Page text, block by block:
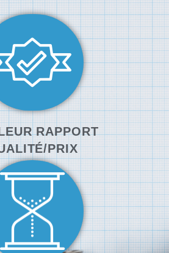
RAPPORT
PRIX